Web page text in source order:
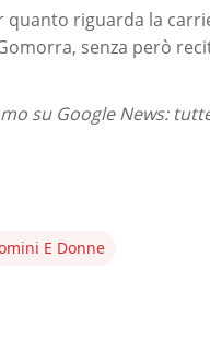
quanto riguarda la
senza però
su Google News:
E Donne